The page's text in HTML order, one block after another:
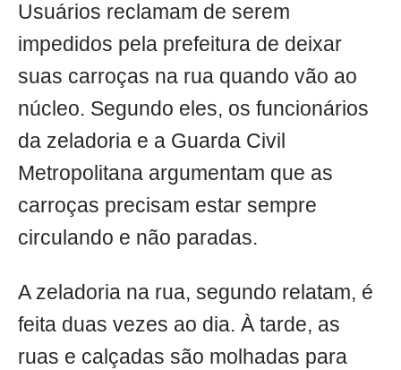
Usuários reclamam de serem
impedidos pela prefeitura de deixar
suas carroças na rua quando vão ao
núcleo. Segundo eles, os funcionários
da zeladoria e a Guarda Civil
Metropolitana argumentam que as
carroças precisam estar sempre
circulando e não paradas.
A zeladoria na rua, segundo relatam, é
feita duas vezes ao dia. À tarde, as
ruas e calçadas são molhadas para